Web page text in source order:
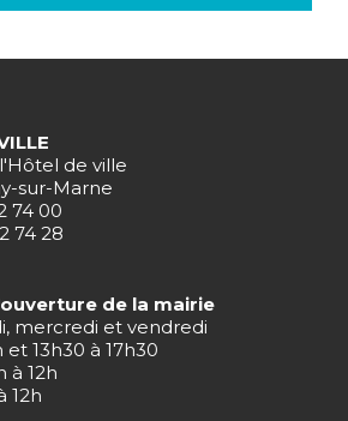
de ville
sur-Marne
74 00
74 28
de la mairie
mercredi et vendredi
et 13h30 à 17h30
à 12h
12h